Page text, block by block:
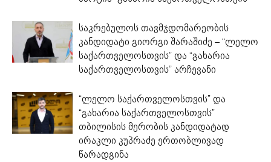
საკრებულოს თავმჯდომარეობის
კანდიდატი გიორგი შარაშიძე – “ლელო
საქართველოსთვის” და “გახარია
საქართველოსთვის” არჩევანი
“ლელო საქართველოსთვის” და
“გახარია საქართველოსთვის”
თბილისის მერობის კანდიდატად
ირაკლი კუპრაძე ერთობლივად
წარადგინა